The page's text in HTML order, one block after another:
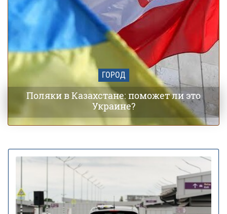
ГОРОД
Поляки в Казахстане: поможет ли это
Украине?